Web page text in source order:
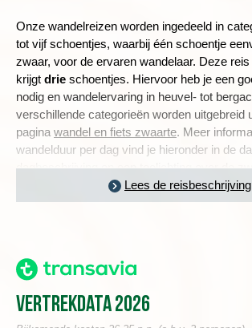
Onze wandelreizen worden ingedeeld in
tot vijf schoentjes, waarbij één schoentje
zwaar, voor de ervaren wandelaar. Deze reis
krijgt drie schoentjes. Hiervoor heb je een
nodig en wandelervaring in heuvel- tot
verschillende categorieën worden uitgebreid
pagina wandel en fiets zwaarte. Meer
wandelduur per dag vind je hieronder in de
dagbeschrijving en een toelichting over de
de praktische informatie.
'PUENTO NUEVO', HET SYMBOOL VAN RONDA
Dag 1 Amsterdam - Malaga - Ronda
Lees de reisbeschrijving
Vertrekdata 2026